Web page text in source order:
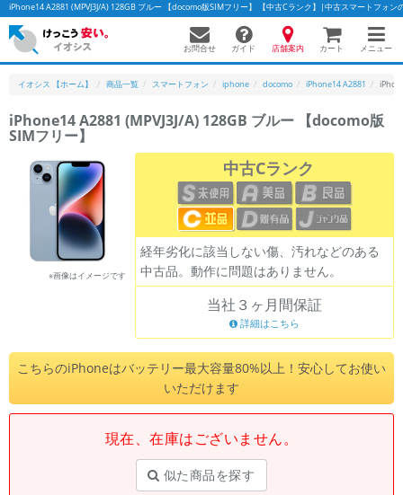
iPhone14 A2881 (MPVJ3J/A) 128GB ブルー 【docomo版SIMフリー】 【中古Cランク】|中古スマートフォン
お問合せ ガイド 店舗案内 カート メニュー
イオシス 【ホーム】 商品一覧 スマートフォン iphone docomo iPhone14 A2881
iPhone14 A2881 (MPVJ3J/A) 128GB ブルー 【docomo版
SIMフリー】
※画像はイメージです
中古Cランク
経年劣化に該当しない傷、汚れなどのある
中古品。動作に問題はありません。
当社３ヶ月間保証
詳細はこちら
こちらのiPhoneはバッテリー最大容量80%以上！安心してお使い
いただけます
現在、在庫はございません。
似た商品を探す
かんたんパソコン検索に切り替える
フリーワード
除外ワード
人気の検索ワード：Let's note EliteBookMacBook
「スマートフォン」「タブレット」など
シリーズ
商品シリーズ名・ブランド名の絞り込み。
「iPhone」「Xperia」「Galaxy」など
「Apple」「SONY」「SHARP」など